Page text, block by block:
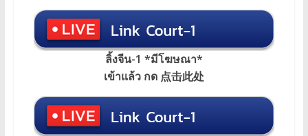
ลิ้งจีน-1 *มีโฆษณา*
เข้าแล้ว กด 点击此处